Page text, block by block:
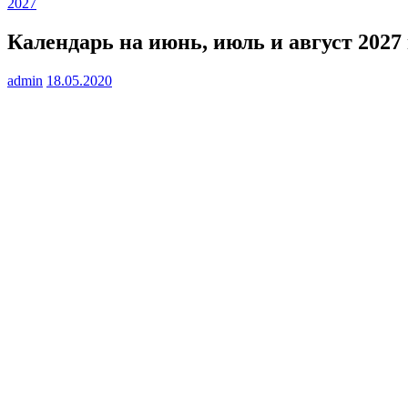
2027
Календарь на июнь, июль и август 2027
admin 18.05.2020